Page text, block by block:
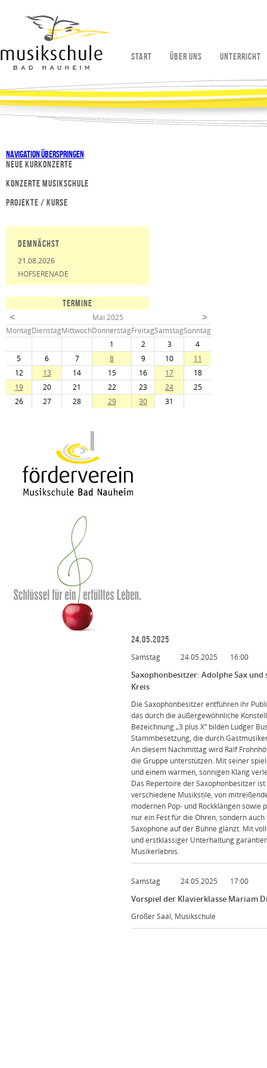
Start Über uns Unterricht
Navigation überspringen
Neue Kurkonzerte
Konzerte Musikschule
Projekte / Kurse
Demnächst
21.08.2026
HOFSERENADE
TERMINE
< Mai 2025 >
MontagDienstagMittwochDonnerstagFreitagSamstagSonntag
1
2 3
4
5
6 7 8 9 10
11
12
13 14 15 16 17
18
19
20 21 22 23 24
25
26
27 28 29 30 31
24.05.2025
Samstag
24.05.2025 16:00
Saxophonbesitzer: Adolphe Sax
Kreis
Die Saxophonbesitzer entführen ihr
das durch die außergewöhnliche
Bezeichnung „3 plus X“ bilden Ludger
Stammbesetzung, die durch
An diesem Nachmittag wird Ralf
die Gruppe unterstützen. Mit seiner
und einem warmen, sonnigen Klang
Das Repertoire der Saxophonbesitzer
verschiedene Musikstile, von
modernen Pop- und Rockklängen sowie
nur ein Fest für die Ohren, sondern
Saxophone auf der Bühne glänzt. Mit
und erstklassiger Unterhaltung
Musikerlebnis.
Samstag 24.05.2025 17:00
Vorspiel der Klavierklasse Mariam
Großer Saal, Musikschule